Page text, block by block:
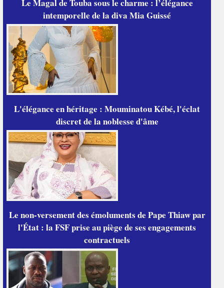
Le Magal de Touba sous le charme : l’élégance
intemporelle de la diva Mia Guissé
L'élégance en héritage : Mouminatou Kébé, l'éclat
discret de la noblesse d'âme
Le non-versement des émoluments de Pape Thiaw par
l'État : la FSF prise au piège de ses engagements
contractuels